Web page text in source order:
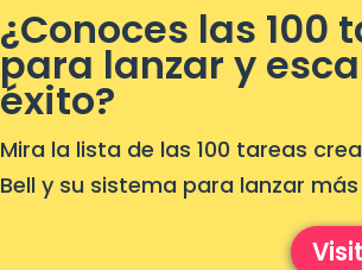
¿Conoces las 100
para lanzar y
éxito?
Mira la lista de las 100 tareas
Bell y su sistema para lanzar